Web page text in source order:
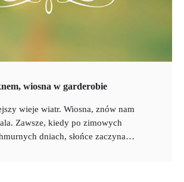
wiosna w garderobie
wieje wiatr. Wiosna, znów nam
Zawsze, kiedy po zimowych
dniach, słońce zaczyna…